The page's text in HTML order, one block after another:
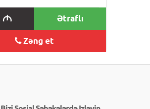
M Ətraflı
Zəng et